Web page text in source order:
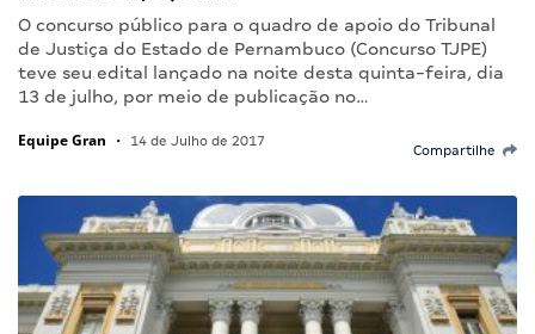
O concurso público para o quadro de apoio do Tribunal
de Justiça do Estado de Pernambuco (Concurso TJPE)
teve seu edital lançado na noite desta quinta-feira, dia
13 de julho, por meio de publicação no…
Equipe Gran • 14 de Julho de 2017
Compartilhe